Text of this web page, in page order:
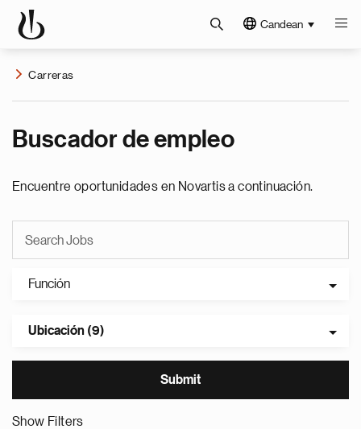
Candean
Carreras
Buscador de empleo
Encuentre oportunidades en Novartis a continuación.
Función
Ubicación (9)
Show Filters